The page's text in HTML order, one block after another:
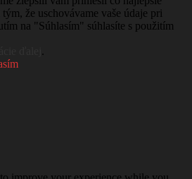
že uschovávame vaše údaje pri
na "Súhlasím" súhlasíte s použitím
.